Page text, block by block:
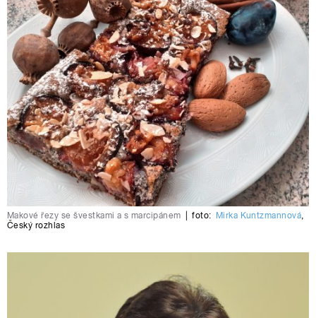
Makové řezy se švestkami a s marcipánem foto: Mirka Kuntzmannová,
Český rozhlas